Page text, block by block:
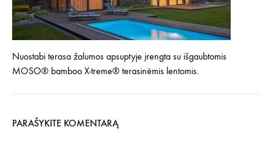
Nuostabi terasa žalumos apsuptyje įrengta su išgaubtomis
MOSO® bamboo X-treme® terasinėmis lentomis.
PARAŠYKITE KOMENTARĄ